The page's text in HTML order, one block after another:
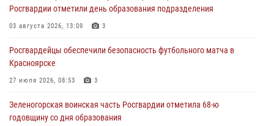
задержали подозреваемого в серии краж из гипермаркета
04 августа 2026, 09:57
Сотрудники Росгвардии обеспечили общественный порядок во
время проведения экстремального заплыва в Дудинке
04 августа 2026, 08:36
В Красноярске сотрудники Росгвардии задержали подозреваемого
в серии краж из супермаркета
Росгвардии отметили день образования подразделения
03 августа 2026, 13:09 3
Росгвардейцы обеспечили безопасность футбольного матча в
Красноярске
27 июля 2026, 08:53 3
Зеленогорская воинская часть Росгвардии отметила 68-ю
годовщину со дня образования